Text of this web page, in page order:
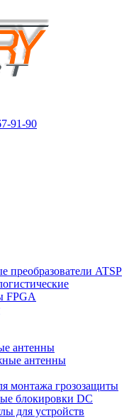
91-90
преобразователи ATSP
FPGA
антенны
антенны
монтажа грозозащиты
блокировки DC
для устройств